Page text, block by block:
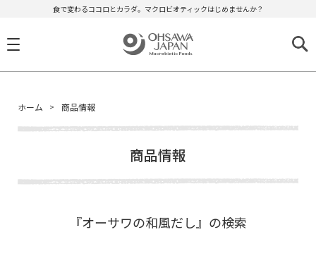
食で変わるココロとカラダ。マクロビオティックはじめませんか？
ホーム 商品情報
商品情報
『オーサワの和風だし』の検索